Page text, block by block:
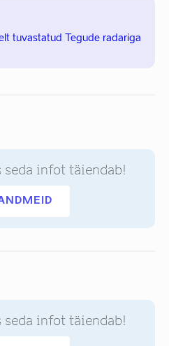
tuvastatud Tegude radariga
seda infot täiendab!
seda infot täiendab!